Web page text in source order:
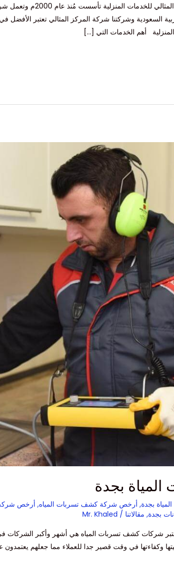
شركة عزل اسطح
السعودية وشركتنا شركة المركز المثالي تعتبر
أهم الخدمات التي […]
بجدة
بجدة, أرخص شركة كشف تسربات المياه, أرخص شركه
بجدة, مقالاتنا /
Mr. Khaled
شركات كشف تسربات المياه هي أشهر وأكبر الشركات
وكفاءتها في وقت قصير جدا للعملاء مما جعلهم